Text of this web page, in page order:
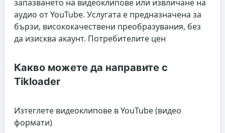
запазването на видеоклипове или извличане на
аудио от YouTube. Услугата е предназначена за
бързи, висококачествени преобразувания, без
да изисква акаунт. Потребителите цен
Какво можете да направите с
Tikloader
Изтеглете видеоклипове в YouTube (видео
формати)